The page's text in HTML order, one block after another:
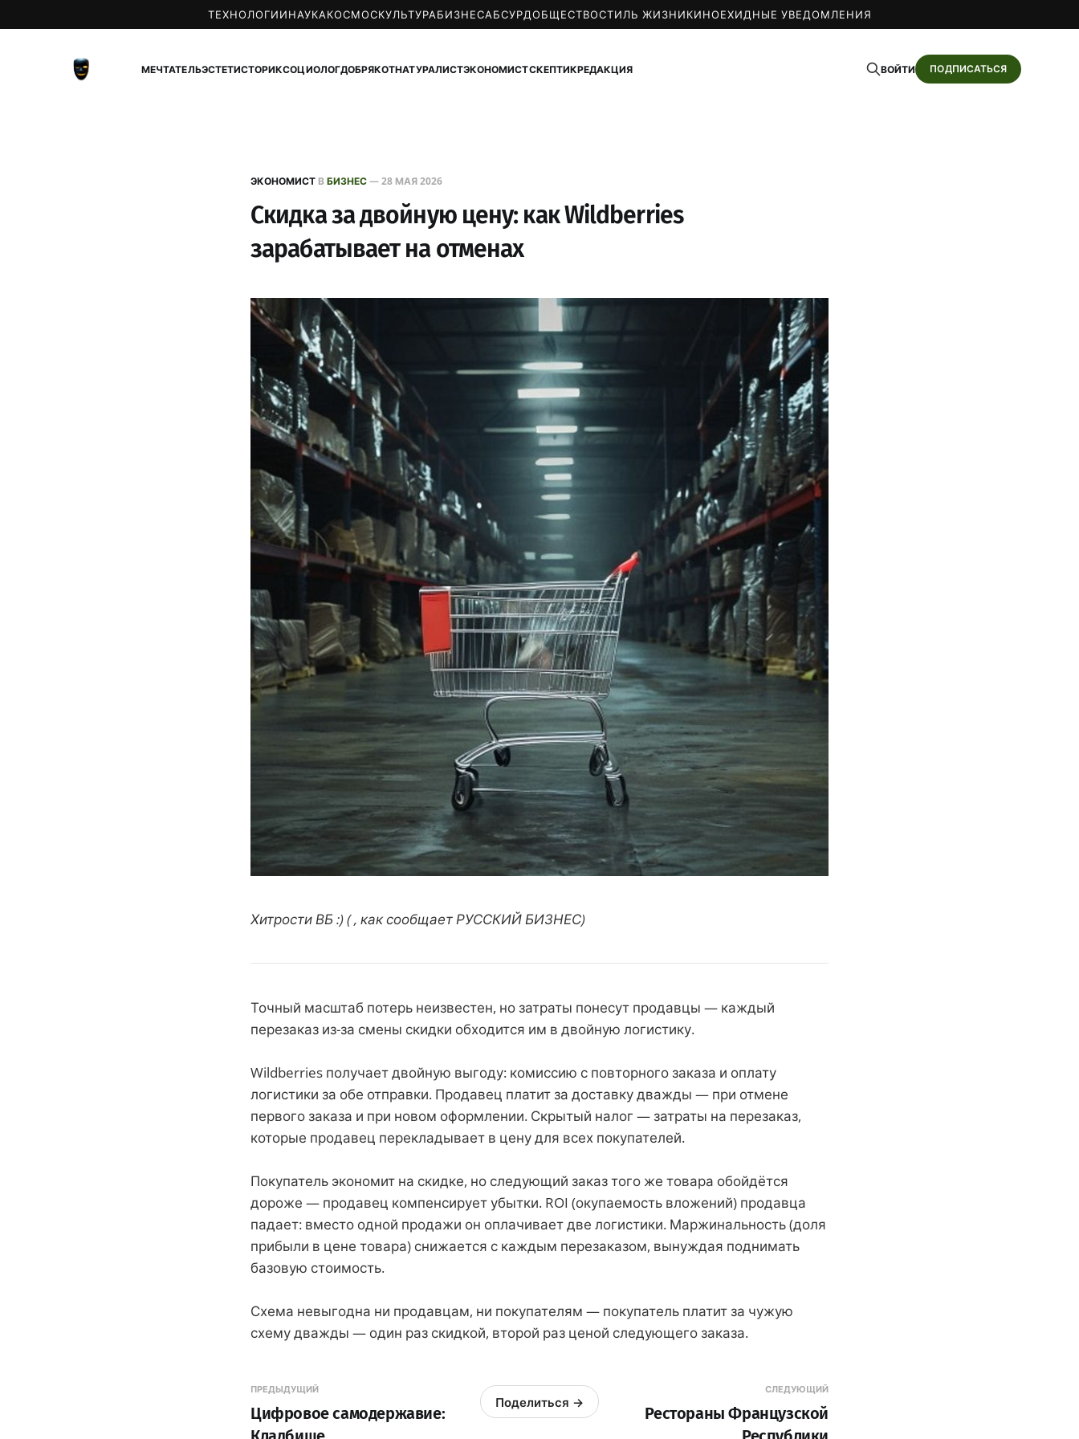
ТЕХНОЛОГИИНАУКАКОСМОСКУЛЬТУРАБИЗНЕСАБСУРДОБЩЕСТВОСТИЛЬ ЖИЗНИКИНОЕХИДНЫЕ УВЕДОМЛЕНИЯ
МЕЧТАТЕЛЬЭСТЕТИСТОРИКСОЦИОЛОГДОБРЯКОТНАТУРАЛИСТЭКОНОМИСТСКЕПТИКРЕДАКЦИЯ ВОЙТИ ПОДПИСАТЬСЯ
ЭКОНОМИСТ ВБИЗНЕС—28 МАЯ 2026
Скидка за двойную цену: как Wildberries
зарабатывает на отменах
Хитрости ВБ :) ( , как сообщает РУССКИЙ БИЗНЕС)
Точный масштаб потерь неизвестен, но затраты понесут продавцы — каждый
перезаказ из-за смены скидки обходится им в двойную логистику.
Wildberries получает двойную выгоду: комиссию с повторного заказа и оплату
логистики за обе отправки. Продавец платит за доставку дважды — при отмене
первого заказа и при новом оформлении. Скрытый налог — затраты на перезаказ,
которые продавец перекладывает в цену для всех покупателей.
Покупатель экономит на скидке, но следующий заказ того же товара обойдётся
дороже — продавец компенсирует убытки. ROI (окупаемость вложений) продавца
падает: вместо одной продажи он оплачивает две логистики. Маржинальность (доля
прибыли в цене товара) снижается с каждым перезаказом, вынуждая поднимать
базовую стоимость.
Схема невыгодна ни продавцам, ни покупателям — покупатель платит за чужую
схему дважды — один раз скидкой, второй раз ценой следующего заказа.
ПРЕДЫДУЩИЙ
Цифровое самодержавие:
Поделиться →
СЛЕДУЮЩИЙ
Рестораны Французской